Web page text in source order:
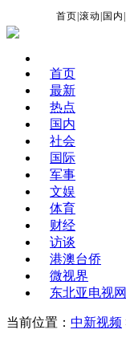
首页 |滚动 国内
首页
最新
热点
国内
社会
国际
军事
文娱
体育
财经
访谈
港澳台侨
微视界
东北亚电视网
当前位置： 中新视频